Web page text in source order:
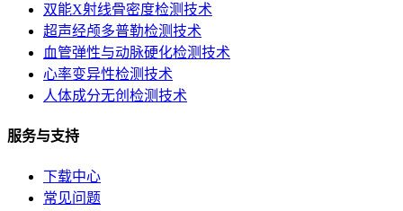
双能X射线骨密度检测技术
超声经颅多普勒检测技术
血管弹性与动脉硬化检测技术
心率变异性检测技术
人体成分无创检测技术
服务与支持
下载中心
常见问题